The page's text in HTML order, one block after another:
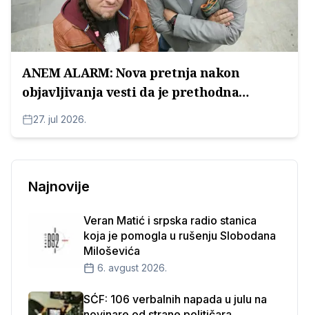
ANEM ALARM: Nova pretnja nakon
objavljivanja vesti da je prethodna
pretnja prijavljena
27. jul 2026.
Najnovije
Veran Matić i srpska radio stanica
koja je pomogla u rušenju Slobodana
Miloševića
6. avgust 2026.
SĆF: 106 verbalnih napada u julu na